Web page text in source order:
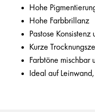
Hohe
Hohe Farbbrillanz
Pastose
Kurze
Farbtöne mischbar
Ideal auf